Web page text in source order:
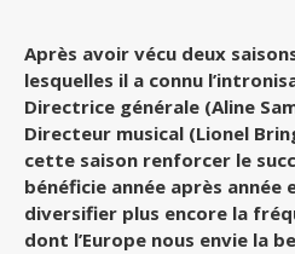
Après avoir vécu deux
lesquelles il a connu
Directrice générale (Aline
Directeur musical (Lionel
cette saison renforcer le
bénéficie année après année
diversifier plus encore la
dont l’Europe nous envie la